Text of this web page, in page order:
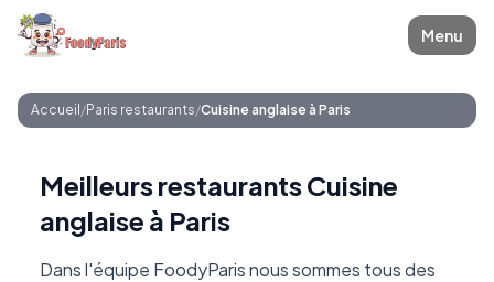
Menu
Accueil /Paris restaurants/Cuisine anglaise à Paris
Meilleurs restaurants Cuisine
anglaise à Paris
Dans l'équipe FoodyParis nous sommes tous des